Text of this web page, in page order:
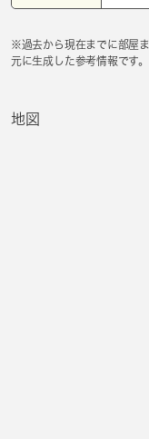
※過去から現在までに部屋
元に生成した参考情報です。
地図